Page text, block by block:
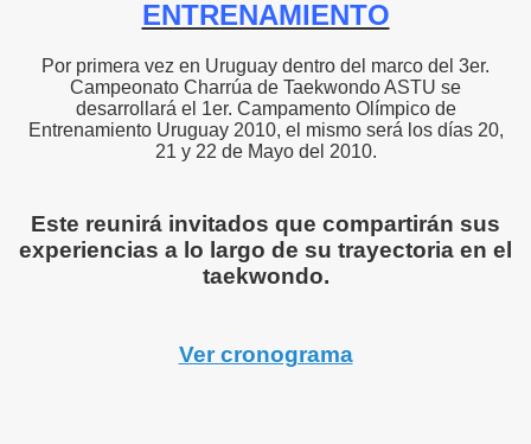
ENTRENAMIENTO
Por primera vez en Uruguay dentro del marco del 3er.
Campeonato Charrúa de Taekwondo ASTU se
desarrollará el 1er. Campamento Olímpico de
Entrenamiento Uruguay 2010, el mismo será los días 20,
21 y 22 de Mayo del 2010.
Este reunirá invitados que compartirán sus
experiencias a lo largo de su trayectoria en el
taekwondo.
Ver cronograma